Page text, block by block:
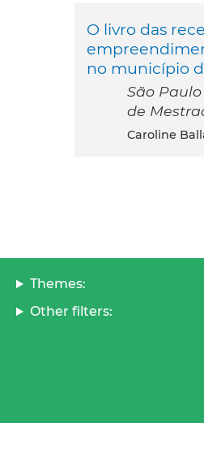
O livro das
no município
São
de
Caroline
Themes:
Other filters: